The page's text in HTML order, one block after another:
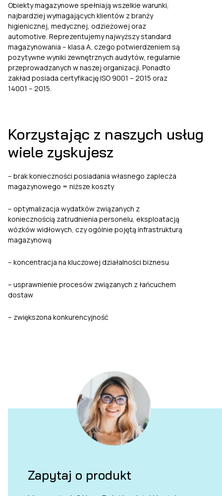
Obiekty magazynowe spełniają wszelkie warunki,
najbardziej wymagających klientów z branży
higienicznej, medycznej, odzieżowej oraz
automotive. Reprezentujemy najwyższy standard
magazynowania – klasa A, czego potwierdzeniem są
pozytywne wyniki zewnętrznych audytów, regularnie
przeprowadzanych w naszej organizacji. Ponadto
zakład posiada certyfikację ISO 9001 – 2015 oraz
14001 – 2015.
Korzystając z naszych usług
wiele zyskujesz
– brak konieczności posiadania własnego zaplecza
magazynowego = niższe koszty
– optymalizacja wydatków związanych z
koniecznością zatrudnienia personelu, eksploatacją
wózków widłowych, czy ogólnie pojętą infrastrukturą
magazynową
– koncentracja na kluczowej działalności biznesu
– usprawnienie procesów związanych z łańcuchem
dostaw
– zwiększona konkurencyjność
Zapytaj o produkt